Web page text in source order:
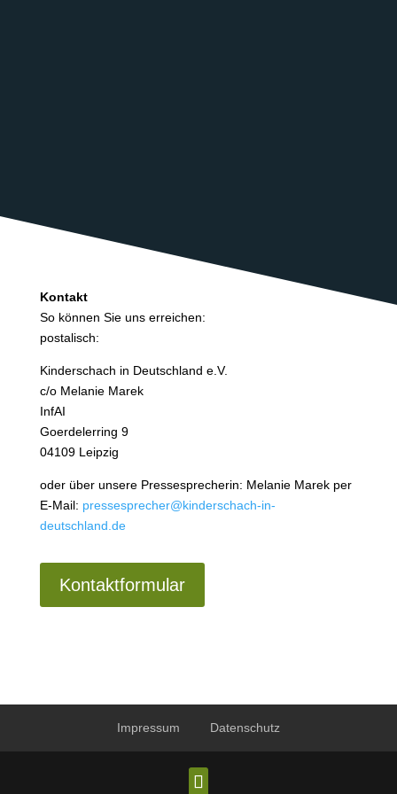
Kontakt
So können Sie uns erreichen:
postalisch:
Kinderschach in Deutschland e.V.
c/o Melanie Marek
InfAI
Goerdelerring 9
04109 Leipzig
oder über unsere Pressesprecherin: Melanie Marek per
E-Mail: pressesprecher@kinderschach-in-
deutschland.de
Kontaktformular
Impressum Datenschutz